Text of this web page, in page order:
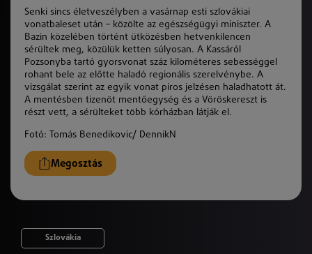
Senki sincs életveszélyben a vasárnap esti szlovákiai
vonatbaleset után – közölte az egészségügyi miniszter. A
Bazin közelében történt ütközésben hetvenkilencen
sérültek meg, közülük ketten súlyosan. A Kassáról
Pozsonyba tartó gyorsvonat száz kilométeres sebességgel
rohant bele az előtte haladó regionális szerelvénybe. A
vizsgálat szerint az egyik vonat piros jelzésen haladhatott át.
A mentésben tizenöt mentőegység és a Vöröskereszt is
részt vett, a sérülteket több kórházban látják el.
Fotó: Tomás Benedikovic/ DennikN
Megosztás
Szlovákia